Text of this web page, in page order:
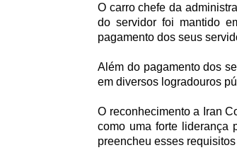
O carro chefe da
do servidor foi mantido
pagamento dos seus
Além do pagamento dos
em diversos logradouros
O reconhecimento a Iran
como uma forte liderança
preencheu esses